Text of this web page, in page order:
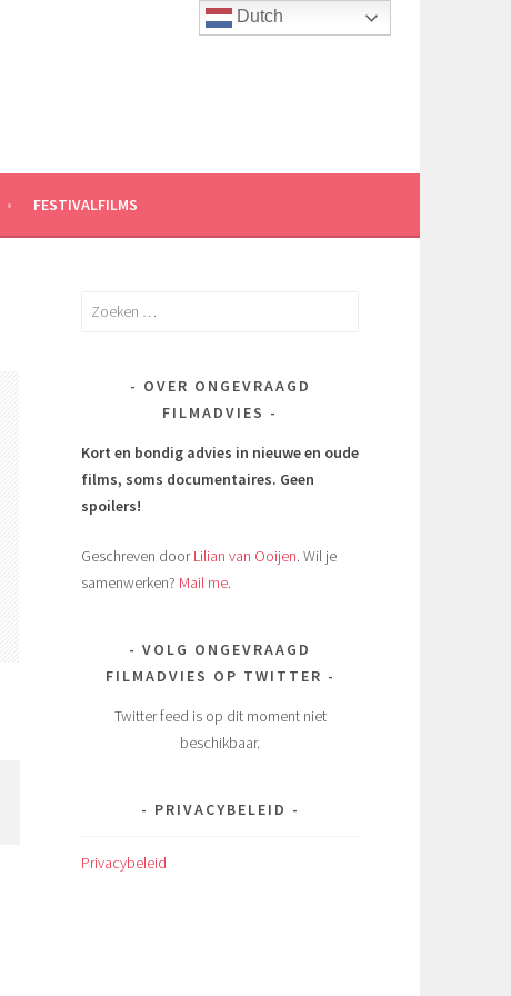
FESTIVALFILMS
Zoeken
OVER ONGEVRAAGD
FILMADVIES
Kort en bondig advies in nieuwe en oude
films, soms documentaires. Geen
spoilers!
Geschreven doorLilian van Ooijen. Wil je
samenwerken? Mail me.
VOLG ONGEVRAAGD
FILMADVIES OP TWITTER
Twitter feed is op dit moment niet
beschikbaar.
PRIVACYBELEID
Privacybeleid
Dutch